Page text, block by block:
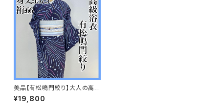
美品【有松鳴門絞り】大人の高級
浴衣 有松絞りs651
¥19,800